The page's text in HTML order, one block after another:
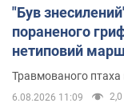
"Був
пораненого
нетиповий
Травмованого
6.08.2026 11:09 2,0